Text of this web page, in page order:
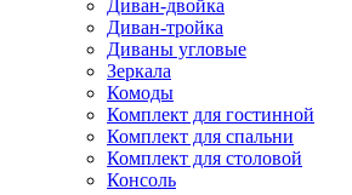
Диван-двойка
Диван-тройка
Диваны угловые
Зеркала
Комоды
Комплект для гостинной
Комплект для спальни
Комплект для столовой
Консоль